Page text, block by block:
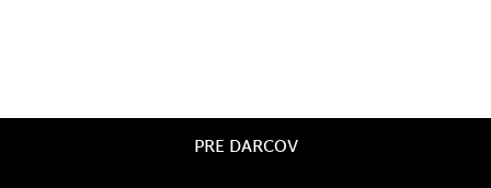
PRE DARCOV